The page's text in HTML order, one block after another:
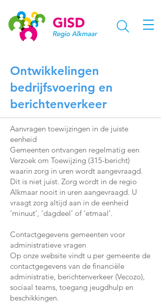
Ontwikkelingen
bedrijfsvoering en
berichtenverkeer
Aanvragen toewijzingen in de juiste
eenheid
Gemeenten ontvangen regelmatig een
Verzoek om Toewijzing (315-bericht)
waarin zorg in uren wordt aangevraagd.
Dit is niet juist. Zorg wordt in de regio
Alkmaar nooit in uren aangevraagd. U
vraagt zorg altijd aan in de eenheid
‘minuut’, ‘dagdeel’ of ‘etmaal’.
Contactgegevens gemeenten voor
administratieve vragen
Op onze website vindt u per gemeente de
contactgegevens van de financiële
administratie, berichtenverkeer (Vecozo),
sociaal teams, toegang jeugdhulp en
beschikkingen.